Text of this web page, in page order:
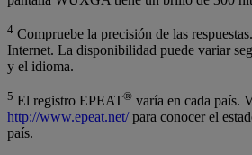
4 Compruebe la precisión de las
Internet. La disponibilidad puede variar
y el idioma.
5 El registro EPEAT® varía en cada país.
http://www.epeat.net/para conocer el
país.